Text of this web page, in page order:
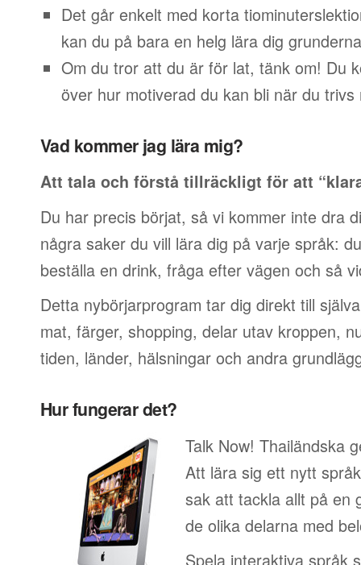
Det går enkelt med korta
kan du på bara en helg lära dig
Om du tror att du är för lat, tänk om! Du
över hur motiverad du kan bli när du trivs
Vad kommer jag lära mig?
Att tala och förstå tillräckligt för att
Du har precis börjat, så vi kommer inte dra
några saker du vill lära dig på varje språk: du
beställa en drink, fråga efter vägen och så
Detta nybörjarprogram tar dig direkt till
mat, färger, shopping, delar utav kroppen,
tiden, länder, hälsningar och andra
Hur fungerar det?
Talk Now! Thailändska
Att lära sig ett nytt
sak att tackla allt på en
de olika delarna med
Spela interaktiva språk